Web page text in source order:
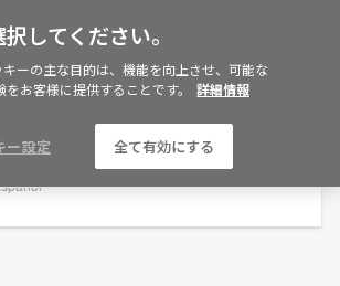
you in United States?
you like to see Products we sell in
イデア
フィルターを表示
してください。
ーの主な目的は、機能を向上させ、可能な
お客様に提供することです。
詳細情報
ー設定 全て有効にする